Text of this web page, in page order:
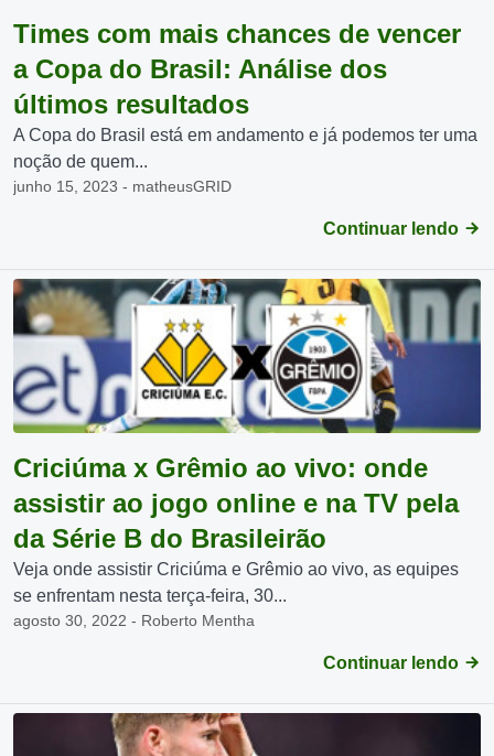
Times com mais chances de vencer
a Copa do Brasil: Análise dos
últimos resultados
A Copa do Brasil está em andamento e já podemos ter uma
noção de quem...
junho 15, 2023 - matheusGRID
Continuar lendo
Criciúma x Grêmio ao vivo: onde
assistir ao jogo online e na TV pela
da Série B do Brasileirão
Veja onde assistir Criciúma e Grêmio ao vivo, as equipes
se enfrentam nesta terça-feira, 30...
agosto 30, 2022 - Roberto Mentha
Continuar lendo